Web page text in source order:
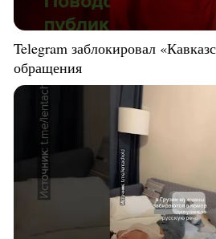
Telegram заблокировал
обращения